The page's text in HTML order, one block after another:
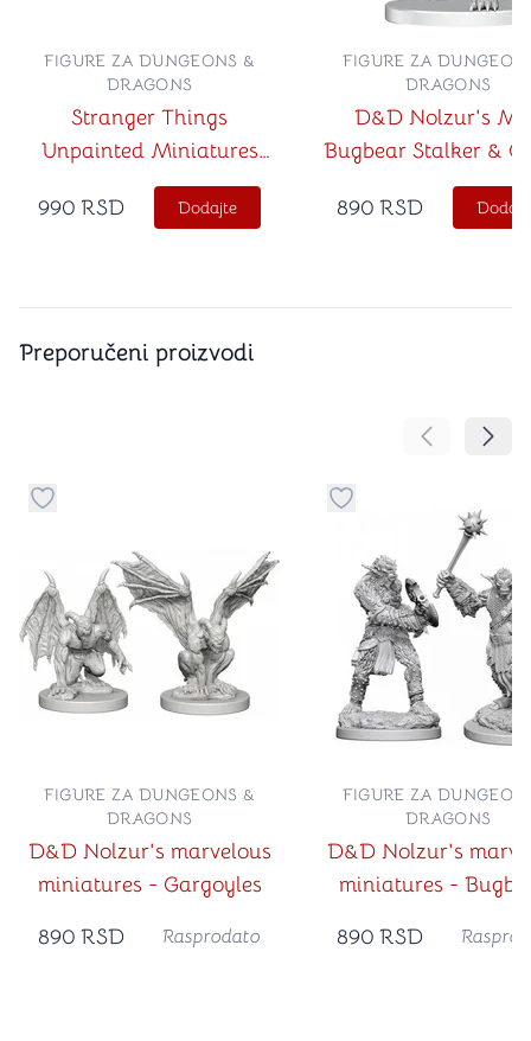
Stranger Things
Unpainted Miniatures
Demodogs
FIGURE ZA DUNGEONS &
DRAGONS
990 RSD Dodajte
D&D Nolzur's
Bugbear Stalker &
Hexer
FIGURE ZA
DRAGONS
890 RSD
Preporučeni proizvodi
Pomeranje
Dugme za dodavanje stvari u kategoriju omiljeno
D&D Nolzur's marvelous
miniatures - Gargoyles
FIGURE ZA DUNGEONS &
DRAGONS
890 RSD Rasprodato
Dugme za dodavanje
D&D Nolzur's
miniatures -
FIGURE ZA
DRAGONS
890 RSD